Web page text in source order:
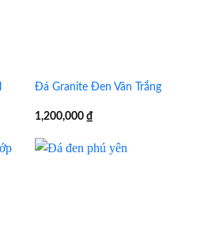
Đá Granite Đen Vân Trắng
1,200,000 ₫